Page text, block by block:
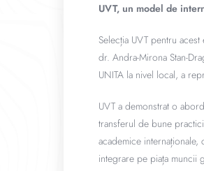
UVT, un model de
Selecția UVT pentru
dr. Andra-Mirona Stan-
UNITA la nivel local, a
UVT a demonstrat o
transferul de bune
academice
integrare pe piața muncii